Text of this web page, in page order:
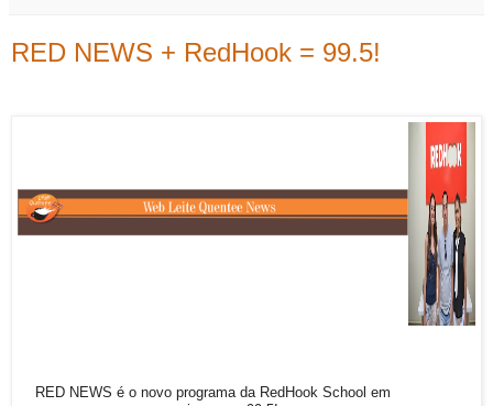
RED NEWS + RedHook = 99.5!
RED NEWS é o novo programa da RedHook School em